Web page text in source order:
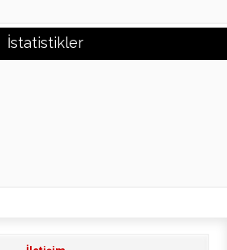
İstatistikler